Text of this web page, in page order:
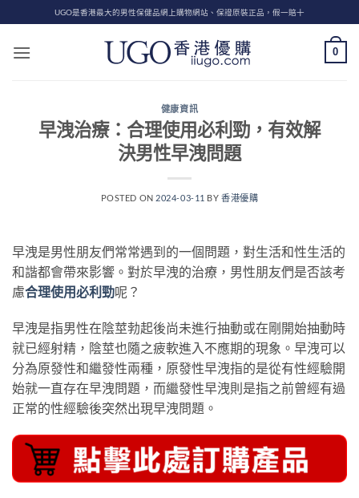
to
content
UGO是香港最大的男性保健品網上購物網站、保證原裝正品，假一賠十
0
健康資訊
早洩治療：合理使用必利勁，有效解
決男性早洩問題
POSTED ON 2024-03-11 BY香港優購
早洩是男性朋友們常常遇到的一個問題，對生活和性生活的
和諧都會帶來影響。對於早洩的治療，男性朋友們是否該考
慮合理使用必利勁呢？
早洩是指男性在陰莖勃起後尚未進行抽動或在剛開始抽動時
就已經射精，陰莖也隨之疲軟進入不應期的現象。早洩可以
分為原發性和繼發性兩種，原發性早洩指的是從有性經驗開
始就一直存在早洩問題，而繼發性早洩則是指之前曾經有過
正常的性經驗後突然出現早洩問題。